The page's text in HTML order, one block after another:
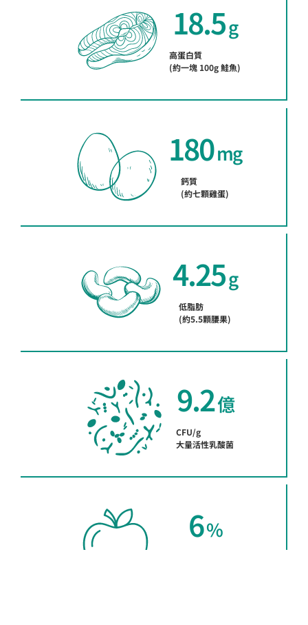
高蛋白質
(約一塊 100g 鮭魚)
18.5 g
鈣質
(約七顆雞蛋)
180 mg
低脂肪
(約5.5顆腰果)
4.25 g
CFU/g
大量活性乳酸菌
9.2 億
6 %